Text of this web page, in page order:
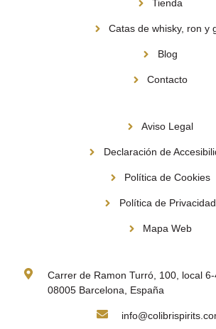
Tienda
Catas de whisky, ron y
Blog
Contacto
Aviso Legal
Declaración de
Política de Cookies
Política de Privacidad
Mapa Web
Carrer de Ramon Turró, 100, local
08005 Barcelona, España